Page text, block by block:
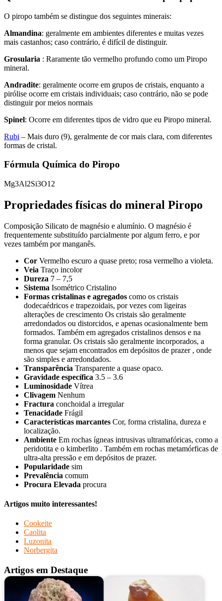
O piropo também se distingue dos seguintes minerais:
Almandina: geralmente em ambientes diferentes e muitas vezes
mais castanhos; caso contrário, é difícil de distinguir.
Grosularia : Raramente tão vermelho profundo como um Piropo
mineral.
Andradite: geralmente ocorre em grupos de cristais, enquanto a
pirólise ocorre em cristais individuais; caso contrário, não se pode
distinguir por meios normais
Spinel: Ocorre em diferentes tipos de vidro que eu Piropo mineral.
Rubi – Mais duro (9), geralmente de cor mais clara, com diferentes
formas de cristal.
Fórmula Química do Piropo
Mg3Al2Si3O12
Propriedades físicas do mineral Piropo
Composição Silicato de magnésio e alumínio. O magnésio é
frequentemente substituído parcialmente por algum ferro, e por
vezes também por manganês.
Cor Vermelho escuro a quase preto; rosa vermelho a violeta.
Veia Traço incolor
Dureza 7 – 7,5
Sistema Isométrico Cristalino
Formas cristalinas e agregados como os cristais
dodecaédricos e trapezoidais, por vezes com ligeiras
alterações de crescimento Os cristais são geralmente
arredondados ou distorcidos, e apenas ocasionalmente bem
formados. Também em agregados cristalinos densos e na
forma granular. Os cristais são geralmente incorporados, a
menos que sejam encontrados em depósitos de prazer , onde
são simples e arredondados.
Transparência Transparente a quase opaco.
Gravidade específica 3.5 – 3.6
Luminosidade Vítrea
Clivagem Nenhum
Fractura conchoidal a irregular
Tenacidade Frágil
Características marcantes Cor, forma cristalina, dureza e
localização.
Ambiente Em rochas ígneas intrusivas ultramafóricas, como a
peridotita e o kimberlito . Também em rochas metamórficas de
ultra-alta pressão e em depósitos de prazer.
Popularidade sim
Prevalência comum
Procura Elevada procura
Artigos muito interessantes!
Cookeite
Caolita
Luzonita
Norbergita
Artigos em Destaque